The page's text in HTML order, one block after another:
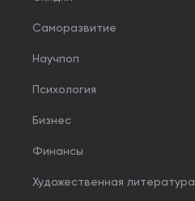
Саморазвитие
Научпоп
Психология
Бизнес
Финансы
Художественная литература